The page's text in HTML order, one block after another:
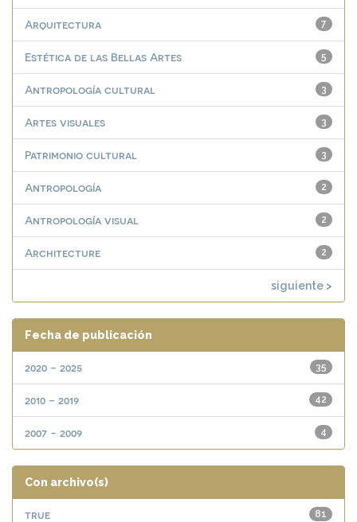
7
Arquitectura
5
Estética de las Bellas Artes
3
Antropología cultural
3
Artes visuales
3
Patrimonio cultural
2
Antropología
2
Antropología visual
2
Architecture
siguiente >
Fecha de publicación
35
2020 - 2025
42
2010 - 2019
4
2007 - 2009
Con archivo(s)
81
true